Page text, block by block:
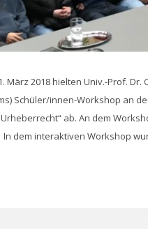
März 2018 hielten Univ.-Prof.
Schüler/innen-Workshop an
ab. An dem
dem interaktiven Workshop